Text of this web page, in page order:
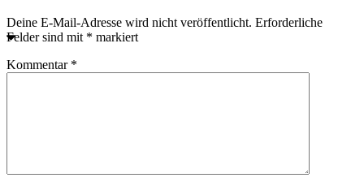
Deine E-Mail-Adresse wird nicht veröffentlicht. Erforderliche
Felder sind mit * markiert
Kommentar *